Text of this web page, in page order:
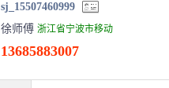
sj_15507460999
徐师傅 浙江省宁波市移动
13685883007